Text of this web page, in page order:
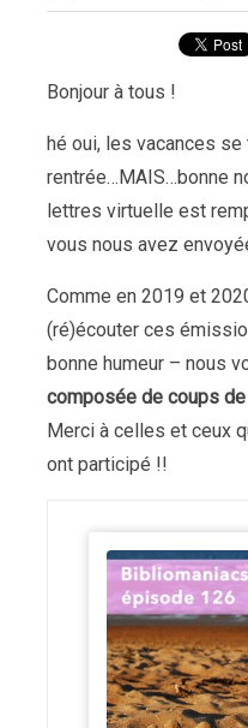
Bonjour à tous !
hé oui, les vacances se
rentrée…MAIS…bonne
lettres virtuelle est
vous nous avez
Comme en 2019 et
(ré)écouter ces
bonne humeur – nous
composée de coups
Merci à celles et ceux
ont participé !!